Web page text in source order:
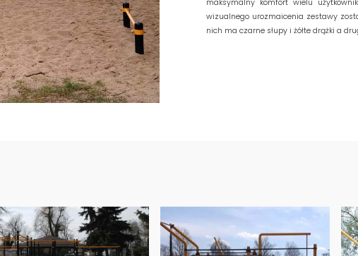
maksymalny komfort wielu
wizualnego urozmaicenia zestawy
nich ma czarne słupy i żółte drążki a